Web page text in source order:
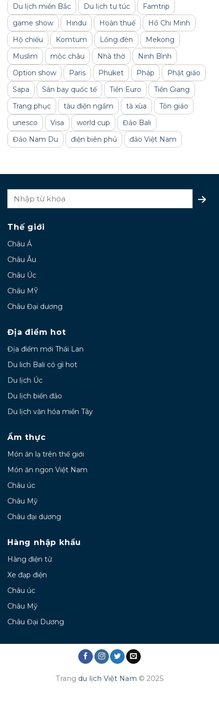
Du lịch miền Bắc
Du lịch tự túc
Famtrip
game show
Hindu Hoàn thuế
Hồ Chi Minh
Hộ chiếu
Komtum Lồng đèn
Mekong
Muslim
mộc châu Nhà thờ
Ninh Bình
Option show
Paris Phuket Pháp
Phật giáo
Sapa
Sân bay quốc tế Tiền Euro
Tiền Giang
Trang phục
tàu điện ngầm tà xùa
Tôn giáo
unesco
Visa world cup
Đảo Bali
Đảo Nam Du
điện biên phủ đảo Việt Nam
Thế giới
Châu Á
Châu Âu
Châu Úc
Châu MỸ
Châu Đại dương
Địa điểm hot
Địa điểm mới Thái Lan
Du lich Bali có gì hot
Du lịch Úc
Du lịch biển đảo
Du lịch văn hóa miền Tây
Ẩm thực
Món ăn lạ trên thế giới
Món ăn ngon Việt Nam
Châu úc
Châu Mỹ
Châu đại dương
Hàng nhập khẩu
Hàng điện tử
Xe đạp điện
Châu úc
Châu Mỹ
Châu Đại Dương
Trang du lịch Việt Nam © 2025